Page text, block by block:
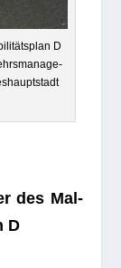
D
des Mal­
D